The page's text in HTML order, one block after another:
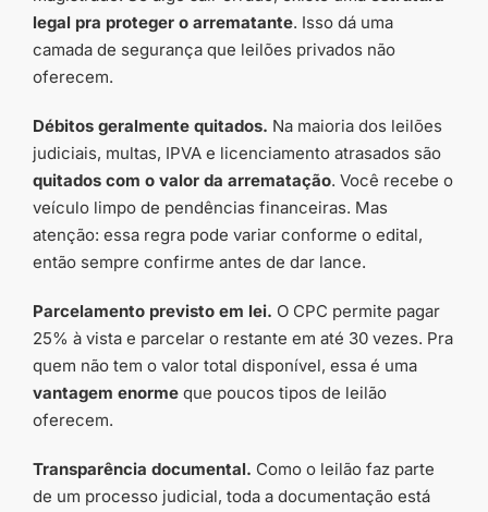
legal pra proteger o arrematante. Isso dá uma
camada de segurança que leilões privados não
oferecem.
Débitos geralmente quitados. Na maioria dos leilões
judiciais, multas, IPVA e licenciamento atrasados são
quitados com o valor da arrematação. Você recebe o
veículo limpo de pendências financeiras. Mas
atenção: essa regra pode variar conforme o edital,
então sempre confirme antes de dar lance.
Parcelamento previsto em lei. O CPC permite pagar
25% à vista e parcelar o restante em até 30 vezes. Pra
quem não tem o valor total disponível, essa é uma
vantagem enorme que poucos tipos de leilão
oferecem.
Transparência documental. Como o leilão faz parte
de um processo judicial, toda a documentação está